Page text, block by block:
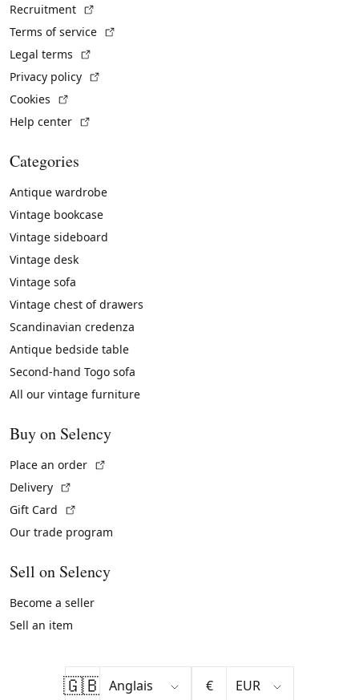
Recruitment
Terms of service
Legal terms
Privacy policy
Cookies
Help center
Categories
Antique wardrobe
Vintage bookcase
Vintage sideboard
Vintage desk
Vintage sofa
Vintage chest of drawers
Scandinavian credenza
Antique bedside table
Second-hand Togo sofa
All our vintage furniture
Buy on Selency
Place an order
Delivery
Gift Card
Our trade program
Sell on Selency
Become a seller
Sell an item
🇬🇧 €